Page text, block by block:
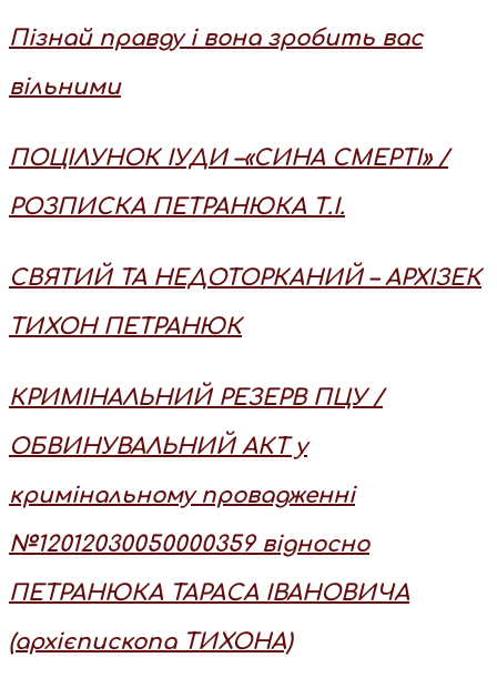
Пізнай правду і вона зробить вас
вільними
ПОЦІЛУНОК ІУДИ –«СИНА СМЕРТІ» /
РОЗПИСКА ПЕТРАНЮКА Т.І.
СВЯТИЙ ТА НЕДОТОРКАНИЙ – АРХІЗЕК
ТИХОН ПЕТРАНЮК
КРИМІНАЛЬНИЙ РЕЗЕРВ ПЦУ /
ОБВИНУВАЛЬНИЙ АКТ у
кримінальному провадженні
№12012030050000359 відносно
ПЕТРАНЮКА ТАРАСА ІВАНОВИЧА
(архієпископа ТИХОНА)